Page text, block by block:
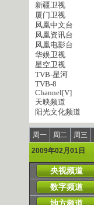
新疆卫视
厦门卫视
凤凰中文台
凤凰资讯台
凤凰电影台
华娱卫视
星空卫视
TVB-星河
TVB-8
Channel[V]
天映频道
阳光文化频道
周一 周二 周三
2009年02月01日
央视频道
数字频道
地方频道